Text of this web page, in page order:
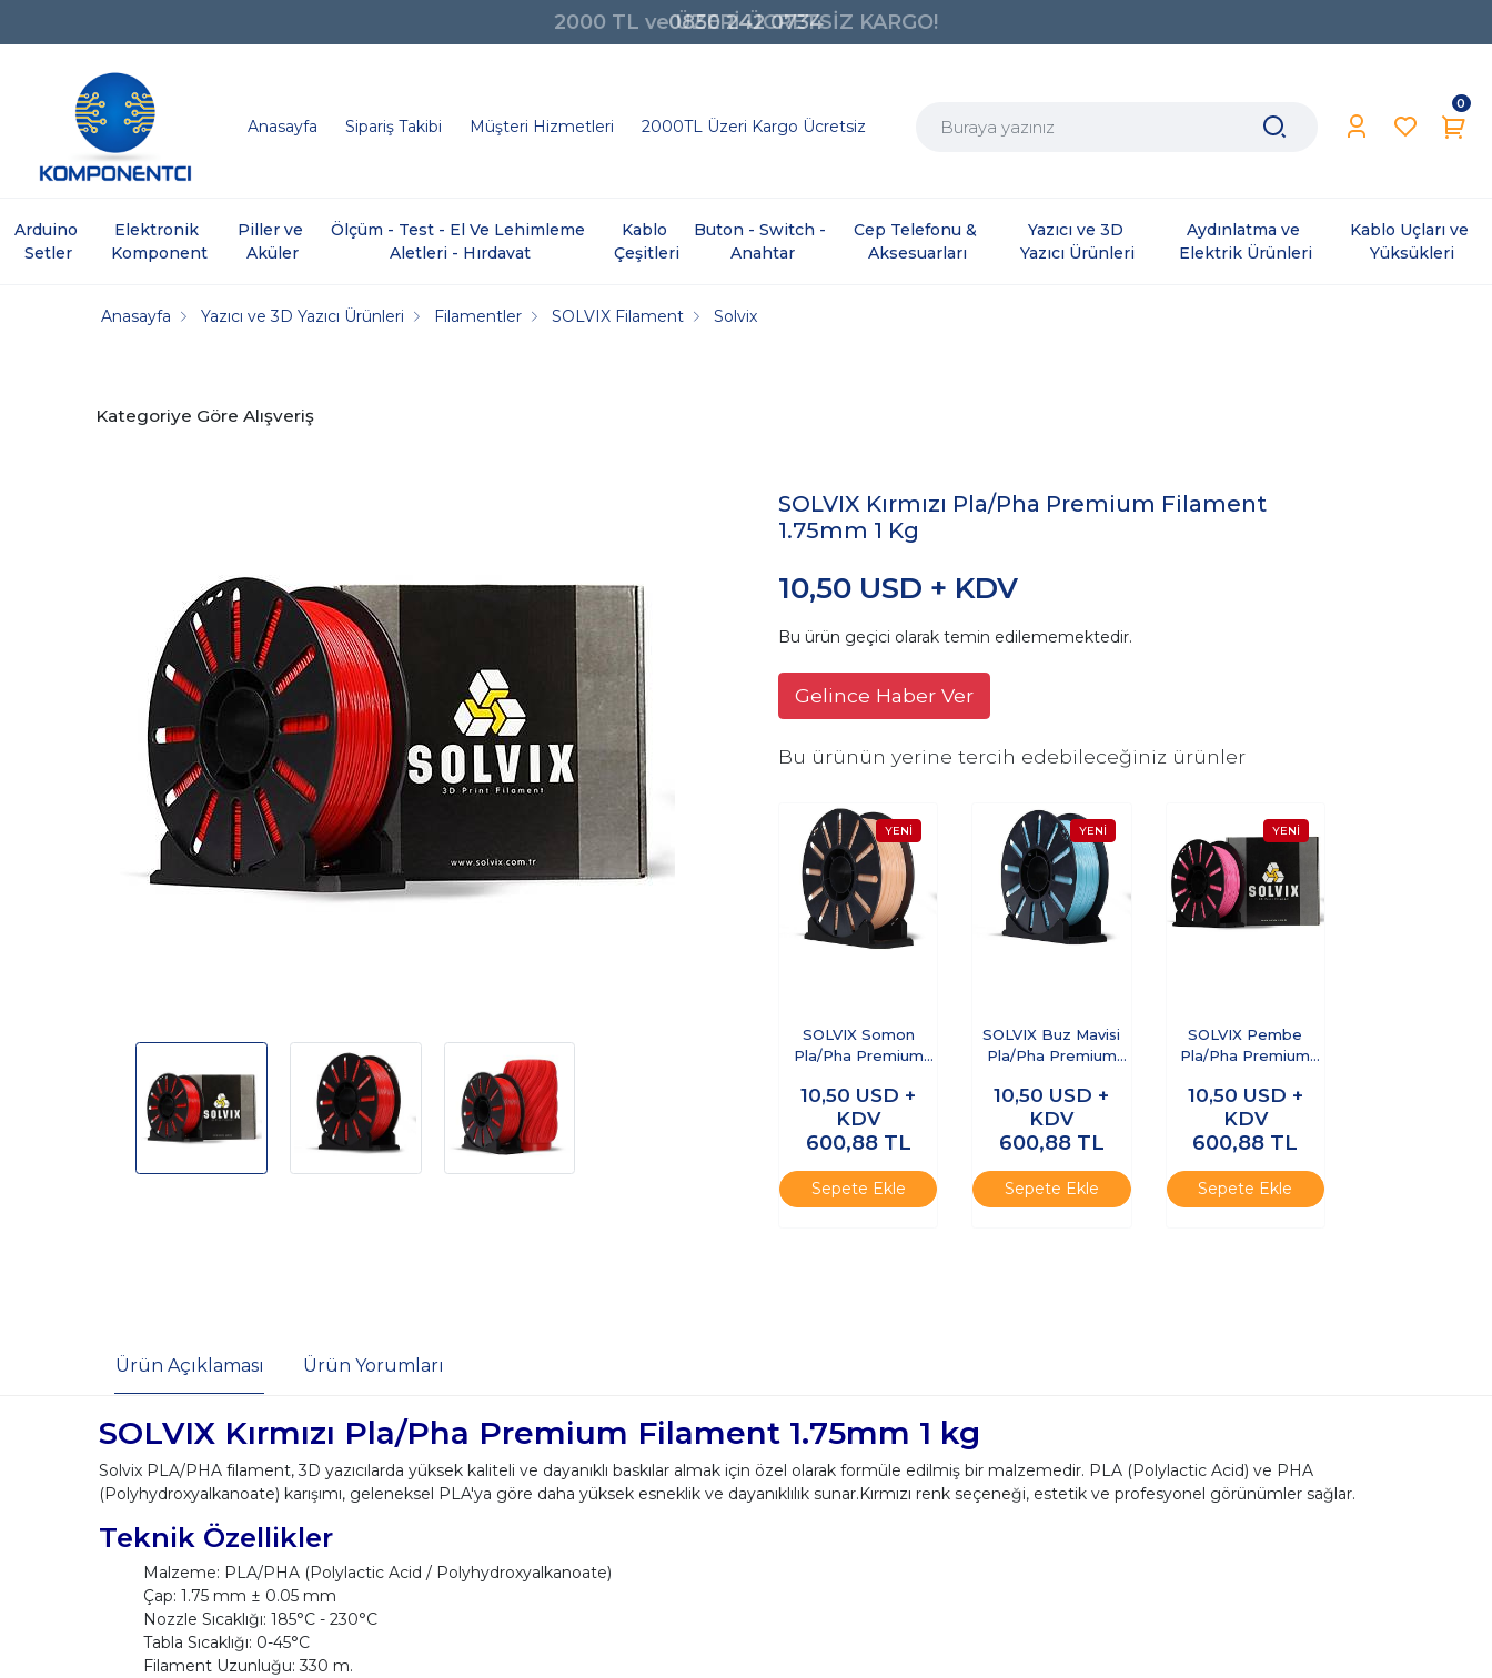
0850 242 0734
Anasayfa Sipariş Takibi Müşteri Hizmetleri 2000TL Üzeri Kargo Ücretsiz
0
Arduino
Setler
Elektronik
Komponent
Piller ve
Aküler
Ölçüm - Test - El Ve Lehimleme
Aletleri - Hırdavat
Kablo
Çeşitleri
Buton - Switch -
Anahtar
Cep Telefonu &
Aksesuarları
Yazıcı ve 3D
Yazıcı Ürünleri
Aydınlatma ve
Elektrik Ürünleri
Kablo Uçları ve
Yüksükleri
Anasayfa Yazıcı ve 3D Yazıcı Ürünleri Filamentler SOLVIX Filament Solvix
Kategoriye Göre Alışveriş
SOLVIX Kırmızı Pla/Pha Premium Filament
1.75mm 1 Kg
10,50 USD + KDV
Bu ürün geçici olarak temin edilememektedir.
Gelince Haber Ver
Bu ürünün yerine tercih edebileceğiniz ürünler
SOLVIX Somon
Pla/Pha Premium
Kg
10,50 USD +
KDV
600,88 TL
Sepete Ekle
SOLVIX Buz Mavisi
Pla/Pha Premium
Kg
10,50 USD +
KDV
600,88 TL
Sepete Ekle
SOLVIX Pembe
Pla/Pha Premium
Kg
10,50 USD +
KDV
600,88 TL
Sepete Ekle
Ürün Açıklaması Ürün Yorumları
SOLVIX Kırmızı Pla/Pha Premium Filament 1.75mm 1 kg
Solvix PLA/PHA filament, 3D yazıcılarda yüksek kaliteli ve dayanıklı baskılar almak için özel olarak formüle edilmiş bir malzemedir. PLA (Polylactic Acid) ve PHA
(Polyhydroxyalkanoate) karışımı, geleneksel PLA'ya göre daha yüksek esneklik ve dayanıklılık sunar.Kırmızı renk seçeneği, estetik ve profesyonel görünümler sağlar.
Teknik Özellikler
Malzeme: PLA/PHA (Polylactic Acid / Polyhydroxyalkanoate)
Çap: 1.75 mm ± 0.05 mm
Nozzle Sıcaklığı: 185°C - 230°C
Tabla Sıcaklığı: 0-45°C
Filament Uzunluğu: 330 m.